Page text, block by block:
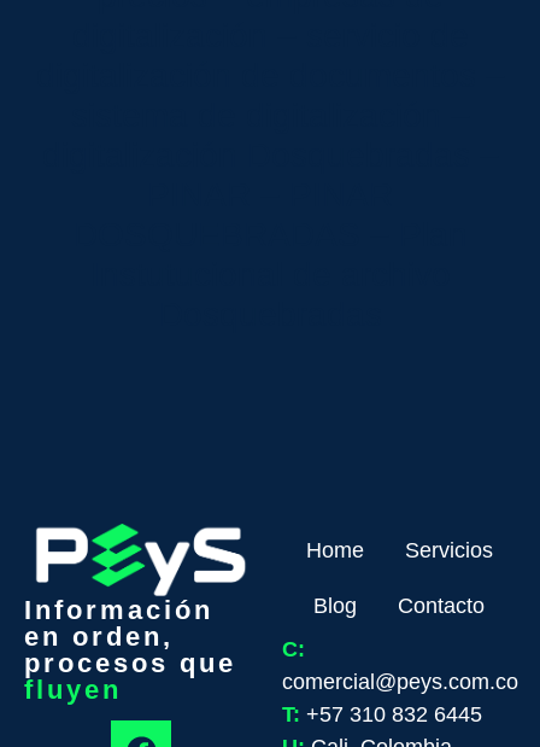
Información
en orden,
procesos que
fluyen
Home Servicios
Blog
Contacto
C:
comercial@peys.com.co
T: +57 310 832 6445